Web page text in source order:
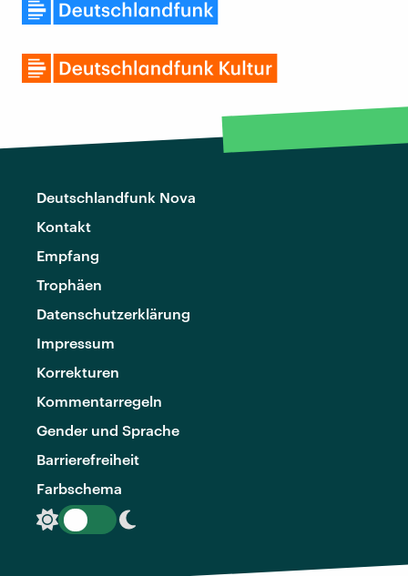
Deutschlandfunk Nova
Kontakt
Empfang
Trophäen
Datenschutzerklärung
Impressum
Korrekturen
Kommentarregeln
Gender und Sprache
Barrierefreiheit
Farbschema